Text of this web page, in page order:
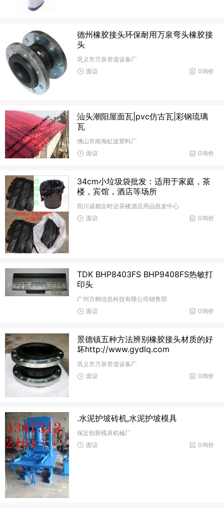
德州橡胶接头环保耐用万泉弯头橡胶接
头
巩义市万泉管道设备厂
0询价
面议
汕头潮阳屋面瓦|pvc仿古瓦|彩钢琉璃
瓦
佛山市南海虹波塑料厂
0询价
面议
34cm小垃圾袋批发：适用于家庭，茶
楼，宾馆，酒店等场所
四川成都吉时达茶楼酒店用品批发中心
0询价
面议
TDK BHP8403FS BHP9408FS热敏打
印头
广州方桐信息科技有限公司销售部
0询价
面议
景德镇五种方法辨别橡胶接头材质的好
坏http://www.gydlq.com
巩义市万泉管道设备厂
0询价
面议
.水泥护坡砖机,水泥护坡模具
保定创新模具机械厂
0询价
面议